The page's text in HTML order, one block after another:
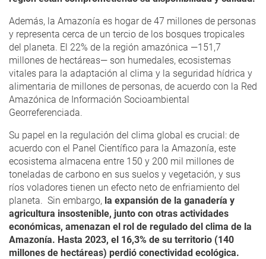
Además, la Amazonía es hogar de 47 millones de personas
y representa cerca de un tercio de los bosques tropicales
del planeta. El 22% de la región amazónica —151,7
millones de hectáreas— son humedales, ecosistemas
vitales para la adaptación al clima y la seguridad hídrica y
alimentaria de millones de personas, de acuerdo con la Red
Amazónica de Información Socioambiental
Georreferenciada.
Su papel en la regulación del clima global es crucial: de
acuerdo con el Panel Científico para la Amazonía, este
ecosistema almacena entre 150 y 200 mil millones de
toneladas de carbono en sus suelos y vegetación, y sus
ríos voladores tienen un efecto neto de enfriamiento del
planeta. Sin embargo, la expansión de la ganadería y
agricultura insostenible, junto con otras actividades
económicas, amenazan el rol de regulado del clima de la
Amazonía. Hasta 2023, el 16,3% de su territorio (140
millones de hectáreas) perdió conectividad ecológica.